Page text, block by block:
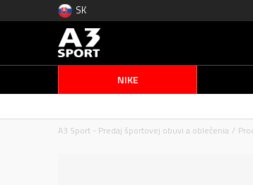
SK
NIKE
A3 Sport - Predaj športovej obuvi a oblečenia